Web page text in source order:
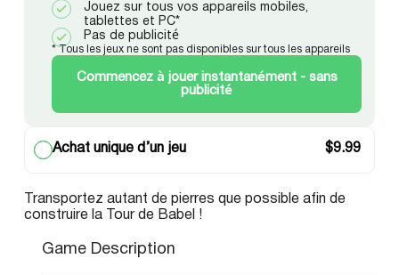
Jouez sur tous vos appareils mobiles,
tablettes et PC*
Pas de publicité
* Tous les jeux ne sont pas disponibles sur tous les appareils
Commencez à jouer instantanément - sans
publicité
Achat unique d’un jeu $9.99
Transportez autant de pierres que possible afin de
construire la Tour de Babel !
Game Description